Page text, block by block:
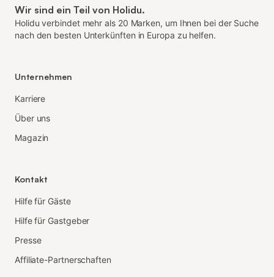
Wir sind ein Teil von Holidu.
Holidu verbindet mehr als 20 Marken, um Ihnen bei der Suche
nach den besten Unterkünften in Europa zu helfen.
Unternehmen
Karriere
Über uns
Magazin
Kontakt
Hilfe für Gäste
Hilfe für Gastgeber
Presse
Affiliate-Partnerschaften